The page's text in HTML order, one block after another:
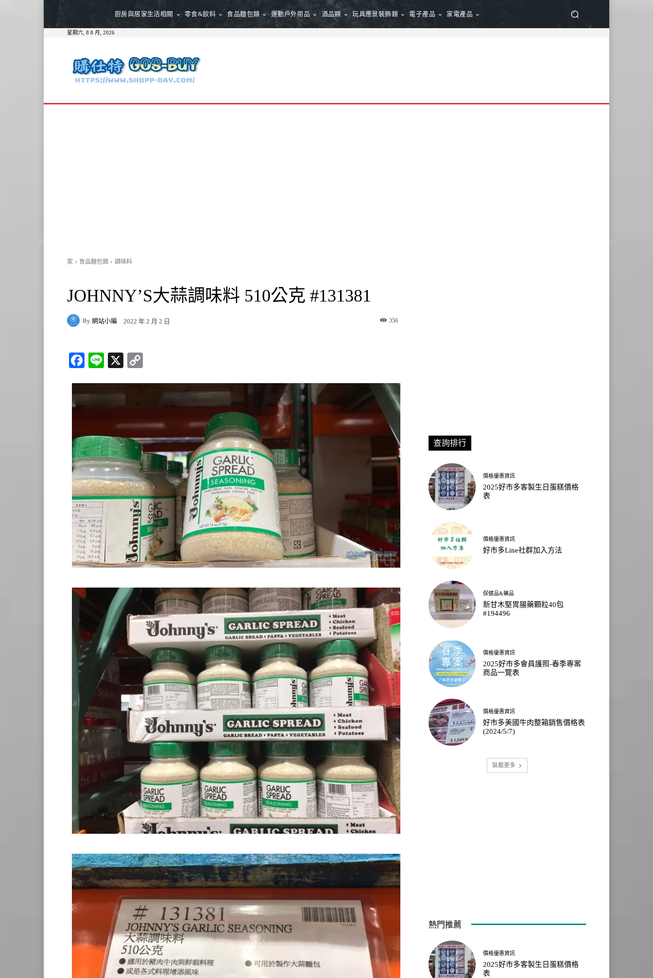
廚房與居家生活相關 零食&飲料 食品麵包類 運動戶外用品 酒品類 玩具應景裝飾類 電子產品 家電產品
星期六, 8 8 月, 2026
家 食品麵包類 調味料
JOHNNY’S大蒜調味料 510公克 #131381
By 網站小編 2022 年 2 月 2 日 356
Fa
bo
ok
Li
X
nk
查詢排行
價格優惠資訊
2025好市多客製生日蛋糕價格
表
價格優惠資訊
好市多Line社群加入方法
保健品&藥品
新甘木堅胃腸藥顆粒40包
#194496
價格優惠資訊
2025好市多會員護照-春季專案
商品一覽表
價格優惠資訊
好市多美國牛肉整箱銷售價格表
(2024/5/7)
裝載更多
熱門推薦
價格優惠資訊
2025好市多客製生日蛋糕價格
表